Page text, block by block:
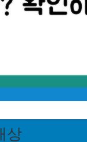
상